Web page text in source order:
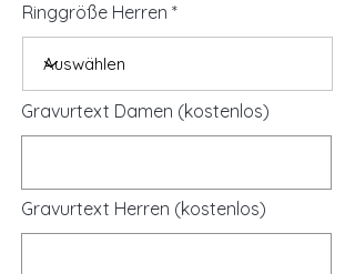
Ringgröße Herren
Gravurtext Damen (kostenlos)
Gravurtext Herren (kostenlos)